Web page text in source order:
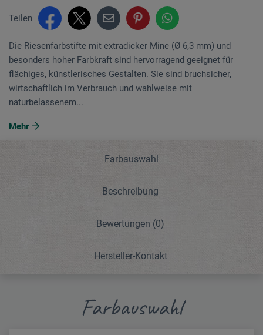
Teilen
Die Riesenfarbstifte mit extradicker Mine (Ø 6,3 mm) und
besonders hoher Farbkraft sind hervorragend geeignet für
flächiges, künstlerisches Gestalten. Sie sind bruchsicher,
wirtschaftlich im Verbrauch und wahlweise mit
naturbelassenem...
Mehr
Farbauswahl
Beschreibung
Bewertungen (0)
Hersteller-Kontakt
Farbauswahl